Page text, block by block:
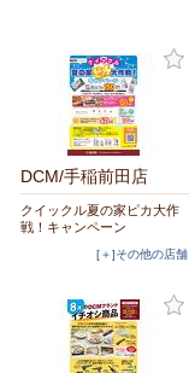
DCM/手稲前田店
クイックル夏の家ピカ大作
戦！キャンペーン
[＋]その他の店舗